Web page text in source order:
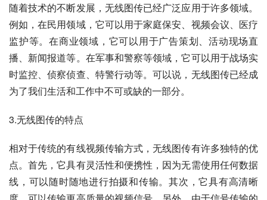
随着技术的不断发展，无线图传已经广泛应用于许多领域。
例如，在民用领域，它可以用于家庭保安、视频会议、医疗
监护等。在商业领域，它可以用于广告策划、活动现场直
播、新闻报道等。在军事和警察等领域，它可以用于战场实
时监控、侦察侦查、特警行动等。可以说，无线图传已经成
为了我们生活和工作中不可或缺的一部分。
3.无线图传的特点
相对于传统的有线视频传输方式，无线图传有许多独特的优
点。首先，它具有灵活性和便携性，因为无需使用任何数据
线，可以随时随地进行拍摄和传输。其次，它具有高清晰